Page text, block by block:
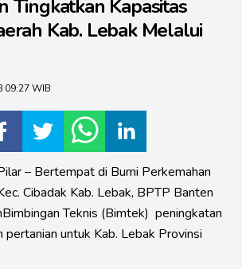
Tingkatkan Kapasitas
Kab. Lebak Melalui
09:27 WIB
– Bertempat di Bumi Perkemahan
Cibadak Kab. Lebak, BPTP Banten
Teknis (Bimtek) peningkatan
pertanian untuk Kab. Lebak Provinsi